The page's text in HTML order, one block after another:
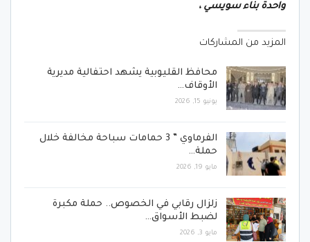
واحدة بناء سويسي ،
المزيد من المشاركات
محافظ القليوبية يشهد احتفالية مديرية
الأوقاف…
يونيو 15, 2026
الفرماوي ” 3 حمامات سباحة مخالفة خلال
حملة…
مايو 19, 2026
زلزال رقابي في الخصوص.. حملة مكبرة
لضبط الأسواق…
مايو 3, 2026